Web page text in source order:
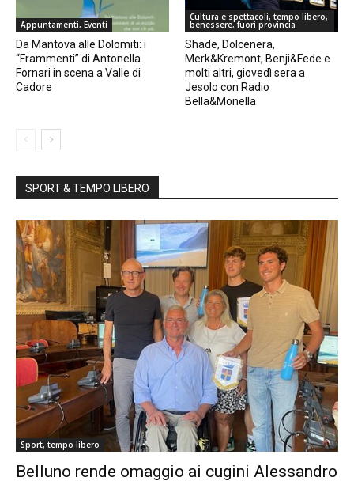
Appuntamenti, Eventi
Da Mantova alle Dolomiti: i
“Frammenti” di Antonella
Fornari in scena a Valle di
Cadore
Cultura e spettacoli, tempo libero,
benessere, fuori provincia
Shade, Dolcenera,
Merk&Kremont, Benji&Fede e
molti altri, giovedì sera a
Jesolo con Radio
Bella&Monella
SPORT & TEMPO LIBERO
Sport, tempo libero
Belluno rende omaggio ai cugini Alessandro